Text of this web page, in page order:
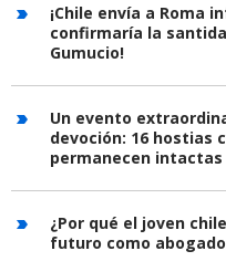
¡Chile envía a Roma
confirmaría la
Gumucio!
Un evento
devoción: 16 hostias
permanecen intactas
¿Por qué el joven
futuro como